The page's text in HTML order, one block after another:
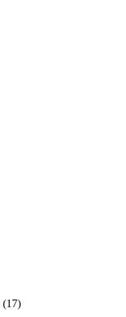
(17)